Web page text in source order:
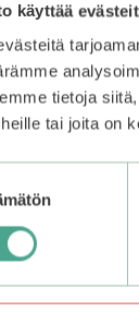
käyttää
tietoja
tai joita on